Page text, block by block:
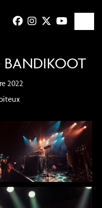
BANDIKOOT
2022